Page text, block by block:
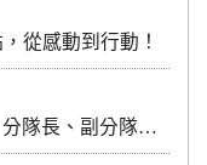
從感動到行動！
105年度第一季幹部（處長、隊長、分隊長、副分隊長)集中教育訓練